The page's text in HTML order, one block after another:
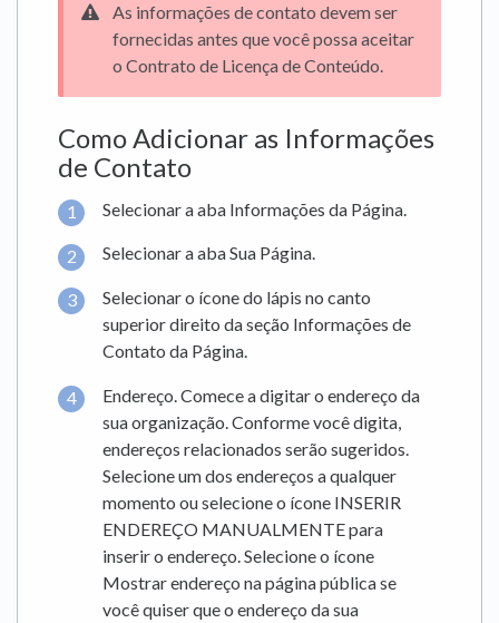
As informações de contato devem ser
fornecidas antes que você possa aceitar
o Contrato de Licença de Conteúdo.
Como Adicionar as Informações
de Contato
Selecionar a aba Informações da Página.
Selecionar a aba Sua Página.
Selecionar o ícone do lápis no canto
superior direito da seção Informações de
Contato da Página.
Endereço. Comece a digitar o endereço da
sua organização. Conforme você digita,
endereços relacionados serão sugeridos.
Selecione um dos endereços a qualquer
momento ou selecione o ícone INSERIR
ENDEREÇO MANUALMENTE para
inserir o endereço. Selecione o ícone
Mostrar endereço na página pública se
você quiser que o endereço da sua